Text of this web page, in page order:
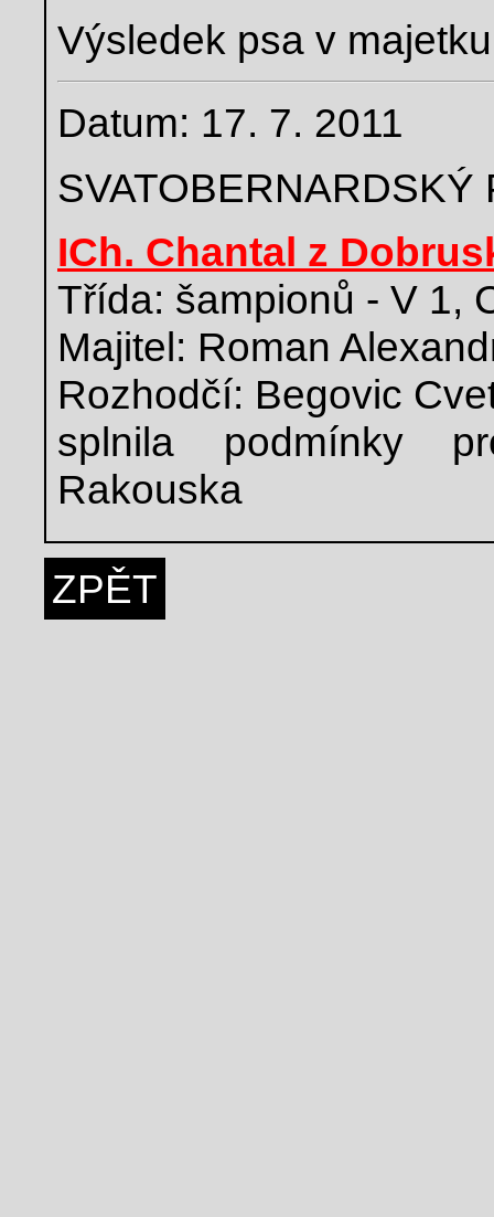
Výsledek psa v
Datum: 17. 7. 2011
ICh. Chantal z
Třída: šampionů - V 1,
Majitel: Roman
Rozhodčí: Begovic
splnila podmínky
Rakouska
ZPĚT